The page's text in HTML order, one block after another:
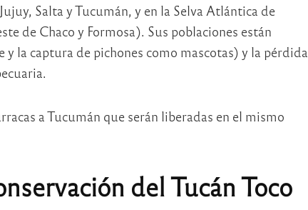
Salta y Tucumán, y en la Selva Atlántica de
de Chaco y Formosa). Sus poblaciones están
la captura de pichones como mascotas) y la pérdida
a Tucumán que serán liberadas en el mismo
del Tucán Toco